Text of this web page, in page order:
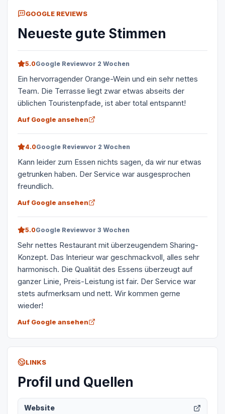
GOOGLE REVIEWS
Neueste gute Stimmen
5.0Google Reviewvor 2 Wochen
Ein hervorragender Orange-Wein und ein sehr nettes
Team. Die Terrasse liegt zwar etwas abseits der
üblichen Touristenpfade, ist aber total entspannt!
Auf Google ansehen
4.0Google Reviewvor 2 Wochen
Kann leider zum Essen nichts sagen, da wir nur etwas
getrunken haben. Der Service war ausgesprochen
freundlich.
Auf Google ansehen
5.0Google Reviewvor 3 Wochen
Sehr nettes Restaurant mit überzeugendem Sharing-
Konzept. Das Interieur war geschmackvoll, alles sehr
harmonisch. Die Qualität des Essens überzeugt auf
ganzer Linie, Preis-Leistung ist fair. Der Service war
stets aufmerksam und nett. Wir kommen gerne
wieder!
Auf Google ansehen
LINKS
Profil und Quellen
Website